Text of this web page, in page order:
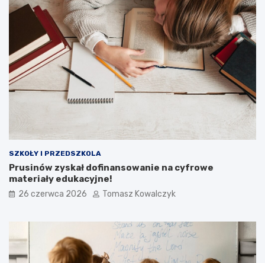
SZKOŁY I PRZEDSZKOLA
Prusinów zyskał dofinansowanie na cyfrowe
materiały edukacyjne!
26 czerwca 2026 Tomasz Kowalczyk